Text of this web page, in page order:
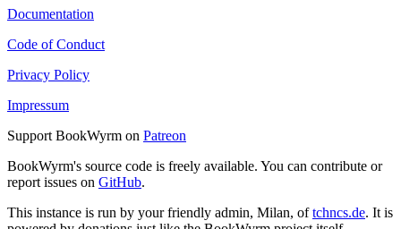
Documentation
Code of Conduct
Privacy Policy
Impressum
Support BookWyrm on Patreon
BookWyrm's source code is freely available. You can contribute or
report issues on GitHub.
This instance is run by your friendly admin, Milan, oftchncs.de. It is